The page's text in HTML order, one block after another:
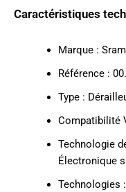
Caractéristiques
Marque : Sram
Référence :
Type :
Compatibilité
Technologie
Électronique
Technologies